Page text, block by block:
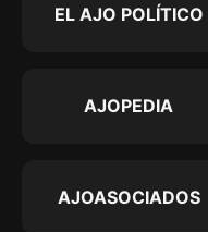
EL AJO POLÍTICO
AJOPEDIA
AJOASOCIADOS